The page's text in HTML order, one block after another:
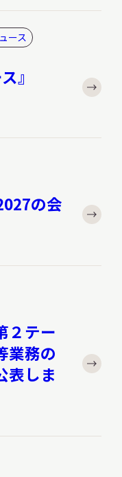
YouTube公式チャンネル
ース
』
の会
２テー
業務の
表しま